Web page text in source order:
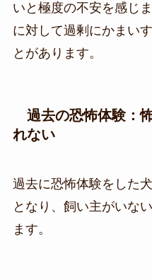
いと極度の不安を感じ
に対して過剰にかまい
とがあります。
過去の恐怖体験：
れない
過去に恐怖体験をした
となり、飼い主がいな
ます。